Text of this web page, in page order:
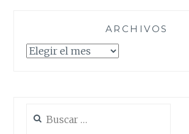
ARCHIVOS
Archivos